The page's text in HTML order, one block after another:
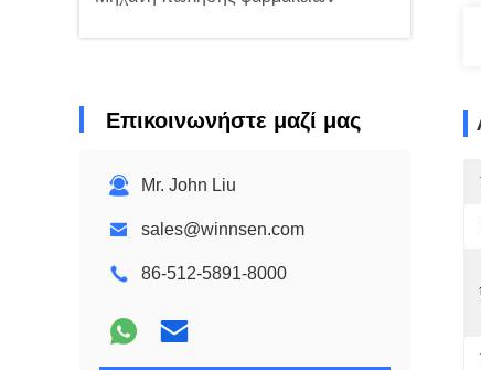
Επικοινωνήστε μαζί μας
Mr. John Liu
sales@winnsen.com
86-512-5891-8000